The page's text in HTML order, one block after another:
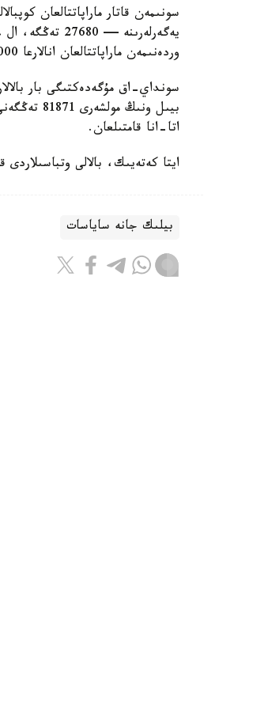
سونىمەن قاتار ماراپاتتالعان
وردەنىمەن ماراپاتتالعان انالارعا 32000 تەڭگە كولەمىندە جاردەماقى تولەنەدى.
سونداي-اق مۇگەدەكتىگى بار
اتا-انا قامتىلعان.
ايتا كەتەيىك، بالالى وتباسىلاردى قولداۋعا بيىل 974
بيلىك جانە ساياسات